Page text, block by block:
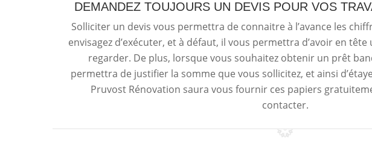
DEMANDEZ TOUJOURS UN DEVIS POUR VOS
Solliciter un devis vous permettra de connaitre à l’avance les
envisagez d’exécuter, et à défaut, il vous permettra d’avoir en
regarder. De plus, lorsque vous souhaitez obtenir un prêt
permettra de justifier la somme que vous sollicitez, et ainsi
Pruvost Rénovation saura vous fournir ces papiers
contacter.